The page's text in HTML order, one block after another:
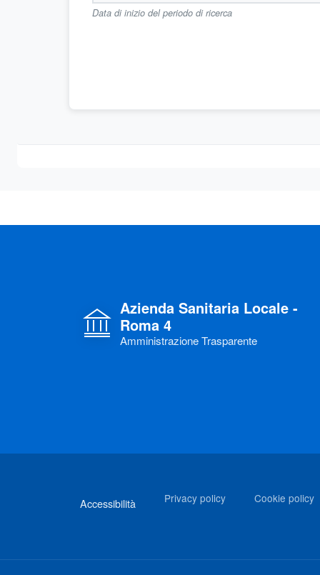
Data di inizio del periodo di ricerca
Azienda Sanitaria Locale -
Roma 4
Amministrazione Trasparente
Accessibilità Privacy policy Cookie policy